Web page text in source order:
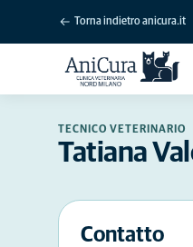
Torna indietro anicura.it
TECNICO VETERINARIO
Tatiana
Contatto